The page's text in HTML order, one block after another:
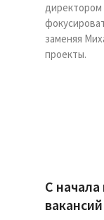
директором
заменяя
проекты.
С начала